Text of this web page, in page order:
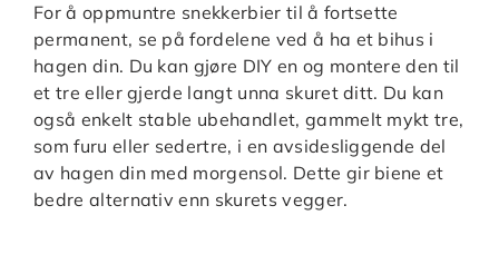
For å oppmuntre snekkerbier til å fortsette
permanent, se på fordelene ved å ha et bihus i
hagen din. Du kan gjøre DIY en og montere den til
et tre eller gjerde langt unna skuret ditt. Du kan
også enkelt stable ubehandlet, gammelt mykt tre,
som furu eller sedertre, i en avsidesliggende del
av hagen din med morgensol. Dette gir biene et
bedre alternativ enn skurets vegger.